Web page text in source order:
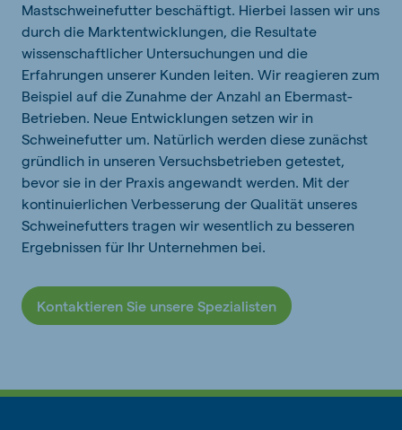
Mastschweinefutter beschäftigt. Hierbei lassen wir uns
durch die Marktentwicklungen, die Resultate
wissenschaftlicher Untersuchungen und die
Erfahrungen unserer Kunden leiten. Wir reagieren zum
Beispiel auf die Zunahme der Anzahl an Ebermast-
Betrieben. Neue Entwicklungen setzen wir in
Schweinefutter um. Natürlich werden diese zunächst
gründlich in unseren Versuchsbetrieben getestet,
bevor sie in der Praxis angewandt werden. Mit der
kontinuierlichen Verbesserung der Qualität unseres
Schweinefutters tragen wir wesentlich zu besseren
Ergebnissen für Ihr Unternehmen bei.
Kontaktieren Sie unsere Spezialisten